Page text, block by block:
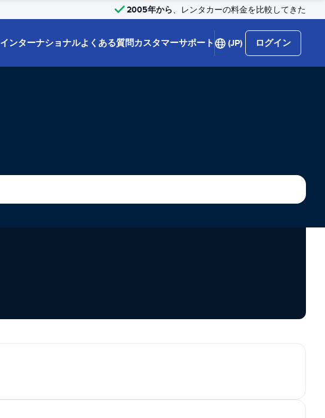
2005年から、レンタカーの料金を比較してきた
インターナショナルよくある質問カスタマーサポート (JP) ログイン